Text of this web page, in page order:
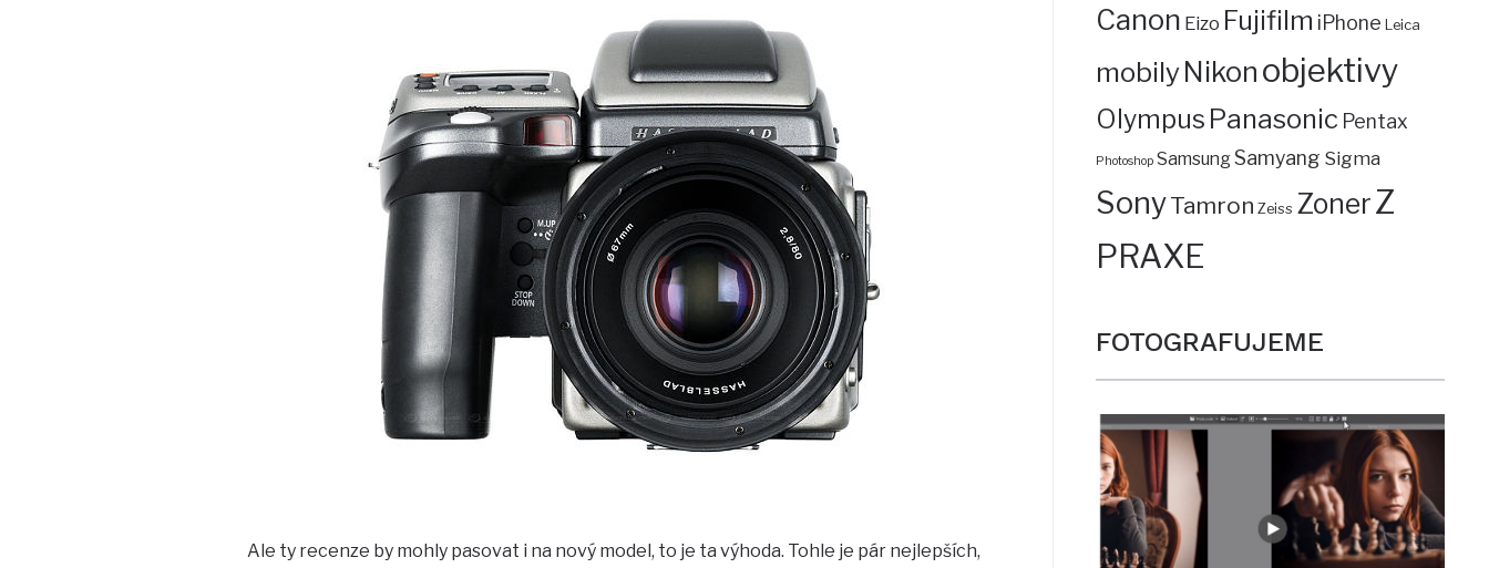
Ale ty recenze by mohly pasovat i na nový model, to je ta výhoda. Tohle je pár nejlepších,
Canon Eizo Fujifilm iPhone Leica
mobilyNikon objektivy
Olympus Panasonic Pentax
Photoshop SamsungSamyang Sigma
SonyTamron Zeiss ZonerZ
PRAXE
FOTOGRAFUJEME